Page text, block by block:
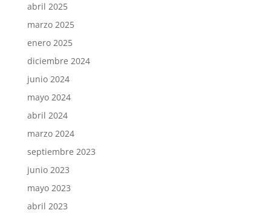
abril 2025
marzo 2025
enero 2025
diciembre 2024
junio 2024
mayo 2024
abril 2024
marzo 2024
septiembre 2023
junio 2023
mayo 2023
abril 2023